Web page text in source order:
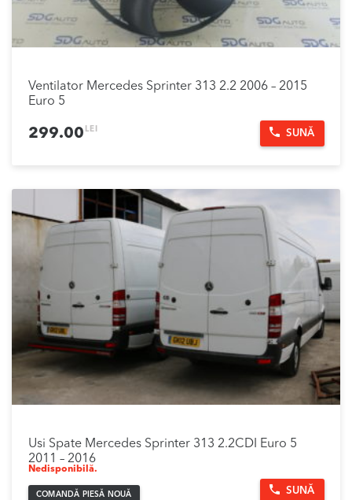
Ventilator Mercedes Sprinter 313 2.2 2006 – 2015
Euro 5
299.00 LEI SUNĂ
Usi Spate Mercedes Sprinter 313 2.2CDI Euro 5
2011 – 2016
Nedisponibilă.
COMANDĂ PIESĂ NOUĂ SUNĂ